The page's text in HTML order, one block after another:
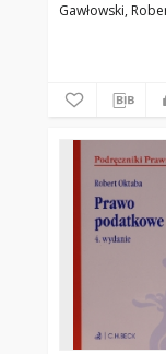
Gawłowski,